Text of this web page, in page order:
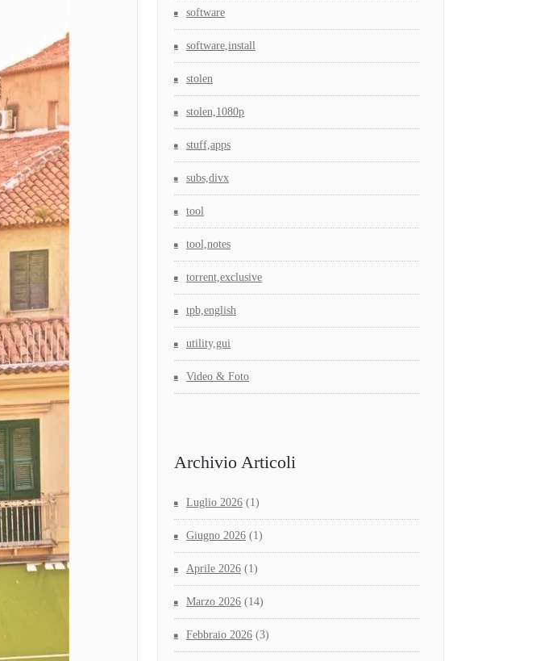
software
software,install
stolen
stolen,1080p
stuff,apps
subs,divx
tool
tool,notes
torrent,exclusive
tpb,english
utility,gui
Video & Foto
Archivio Articoli
Luglio 2026 (1)
Giugno 2026 (1)
Aprile 2026 (1)
Marzo 2026 (14)
Febbraio 2026 (3)